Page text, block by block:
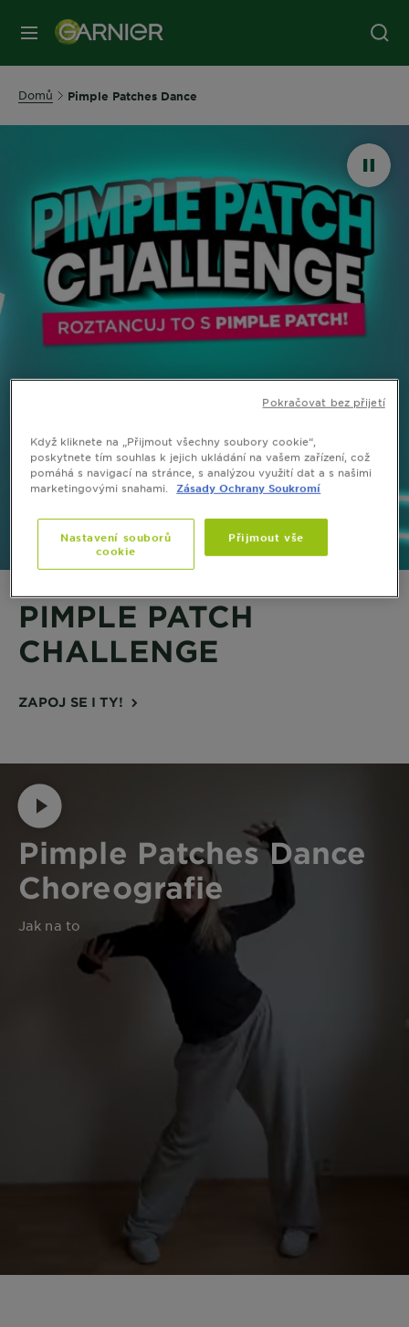
MENU
Domů Pimple Patches Dance
PIMPLE PATCH
CHALLENGE
ZAPOJ SE I TY!
Pimple Patches Dance
Choreografie
Jak na to
Když kliknete na „Přijmout všechny soubory cookie“,
poskytnete tím souhlas k jejich ukládání na vašem zařízení, což
pomáhá s navigací na stránce, s analýzou využití dat a s našimi
marketingovými snahami.
Zásady Ochrany Soukromí
Nastavení souborů
cookie
Přijmout vše
Pokračovat bez přijetí